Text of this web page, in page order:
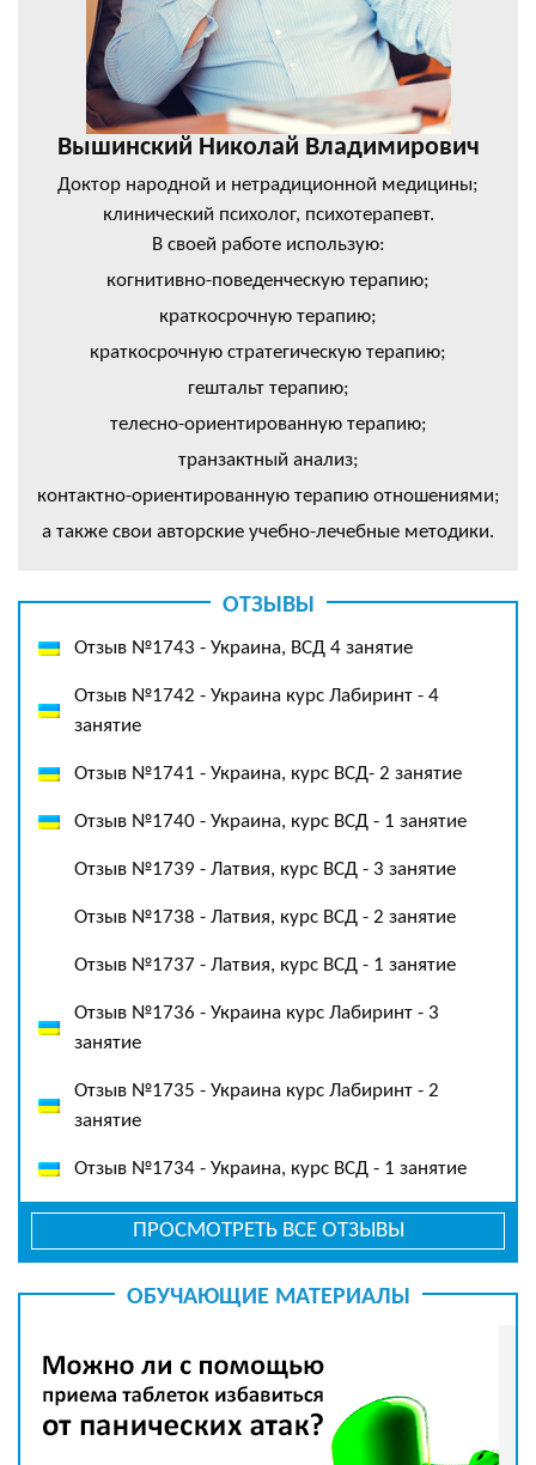
Вышинский Николай Владимирович
Доктор народной и нетрадиционной медицины;
клинический психолог, психотерапевт.
В своей работе использую:
когнитивно-поведенческую терапию;
краткосрочную терапию;
краткосрочную стратегическую терапию;
гештальт терапию;
телесно-ориентированную терапию;
транзактный анализ;
контактно-ориентированную терапию отношениями;
а также свои авторские учебно-лечебные методики.
ОТЗЫВЫ
Отзыв №1743 - Украина, ВСД 4 занятие
Отзыв №1742 - Украина курс Лабиринт - 4
занятие
Отзыв №1741 - Украина, курс ВСД- 2 занятие
Отзыв №1740 - Украина, курс ВСД - 1 занятие
Отзыв №1739 - Латвия, курс ВСД - 3 занятие
Отзыв №1738 - Латвия, курс ВСД - 2 занятие
Отзыв №1737 - Латвия, курс ВСД - 1 занятие
Отзыв №1736 - Украина курс Лабиринт - 3
занятие
Отзыв №1735 - Украина курс Лабиринт - 2
занятие
Отзыв №1734 - Украина, курс ВСД - 1 занятие
ПРОСМОТРЕТЬ ВСЕ ОТЗЫВЫ
ОБУЧАЮЩИЕ МАТЕРИАЛЫ